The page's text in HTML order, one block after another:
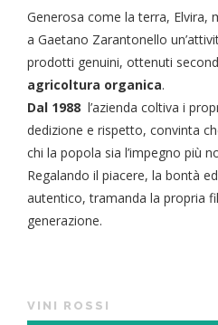
Generosa come la terra, Elvira,
a Gaetano Zarantonello
prodotti genuini, ottenuti
agricoltura organica.
Dal 1988 l’azienda coltiva i
dedizione e rispetto, convinta
chi la popola sia l’impegno più
Regalando il piacere, la bontà
autentico, tramanda la propria
generazione.
VINI ROSSI